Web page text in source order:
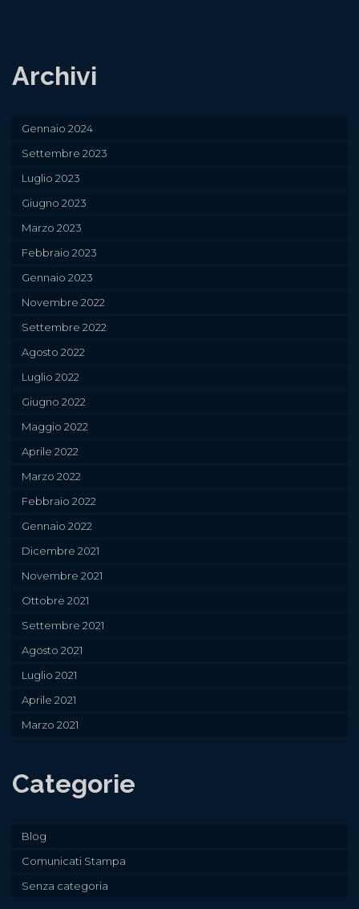
Archivi
Gennaio 2024
Settembre 2023
Luglio 2023
Giugno 2023
Marzo 2023
Febbraio 2023
Gennaio 2023
Novembre 2022
Settembre 2022
Agosto 2022
Luglio 2022
Giugno 2022
Maggio 2022
Aprile 2022
Marzo 2022
Febbraio 2022
Gennaio 2022
Dicembre 2021
Novembre 2021
Ottobre 2021
Settembre 2021
Agosto 2021
Luglio 2021
Aprile 2021
Marzo 2021
Categorie
Blog
Comunicati Stampa
Senza categoria